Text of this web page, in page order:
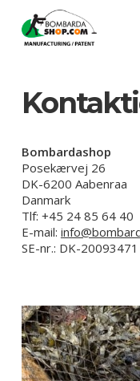
main
Cart
Bombardashop
Posekærvej 26
DK-6200 Aabenraa
Danmark
Tlf: +45 24 85 64 40
E-mail:
SE-nr.: DK-20093471